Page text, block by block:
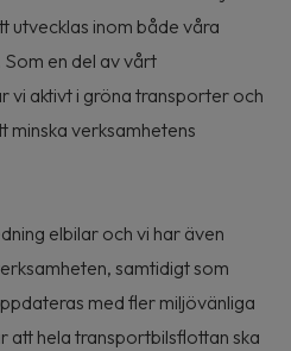
utvecklas inom både våra
en del av vårt
vi aktivt i gröna transporter och
verksamhetens
elbilar och vi har även
samtidigt som
med fler miljövänliga
att hela transportbilsflottan ska